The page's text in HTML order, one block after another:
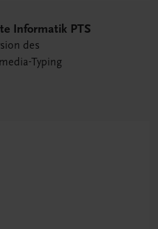
Informatik PTS
des
Typing